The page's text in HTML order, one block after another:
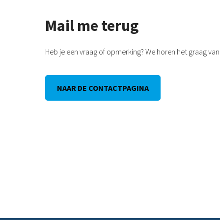
Mail me terug
Heb je een vraag of opmerking? We horen het graag
NAAR DE CONTACTPAGINA